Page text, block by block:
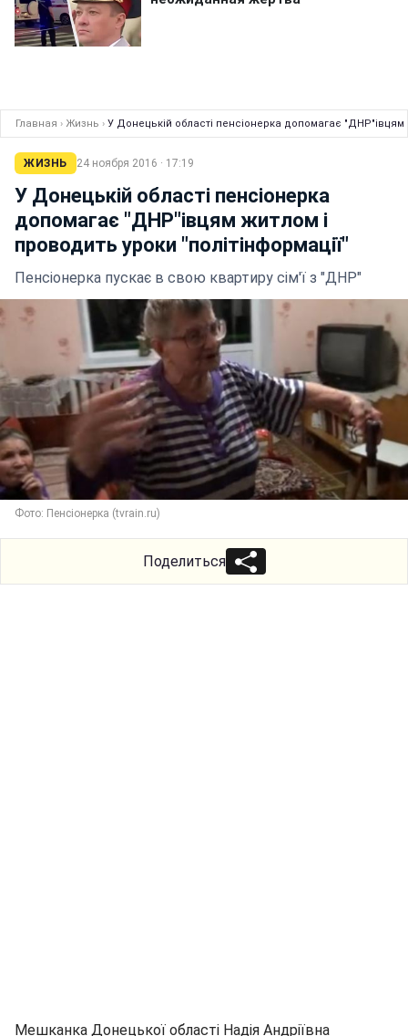
Главная › Жизнь › У Донецькій області пенсіонерка допомагає "ДНР"івцям
ЖИЗНЬ 24 ноября 2016 · 17:19
У Донецькій області пенсіонерка
допомагає "ДНР"івцям житлом і
проводить уроки "політінформації"
Пенсіонерка пускає в свою квартиру сім'ї з "ДНР"
Фото: Пенсіонерка (tvrain.ru)
Поделиться
Мешканка Донецької області Надія Андріївна